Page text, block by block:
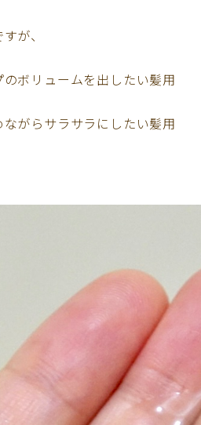
が、
ボリュームを出したい髪用
がらサラサラにしたい髪用